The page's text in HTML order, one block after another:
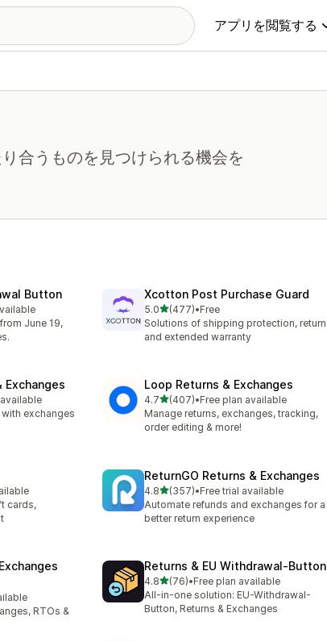
アプリを閲覧する
合うものを見つけられる機会を
Button
June 19,
Xcotton Post Purchase Guard
5.05つ星中
(477)
合計レビュー数：477件
•Free
Solutions of shipping protection, return
and extended warranty
Exchanges
exchanges
Loop Returns & Exchanges
4.75つ星中
(407)
合計レビュー数：407件
•Free plan available
Manage returns, exchanges, tracking,
order editing & more!
cards,
ReturnGO Returns & Exchanges
4.85つ星中
(357)
合計レビュー数：357件
•Free trial available
Automate refunds and exchanges for a
better return experience
RTOs &
Returns & EU Withdrawal‑Button
4.85つ星中
(76)
合計レビュー数：76件
•Free plan available
All-in-one solution: EU-Withdrawal-
Button, Returns & Exchanges